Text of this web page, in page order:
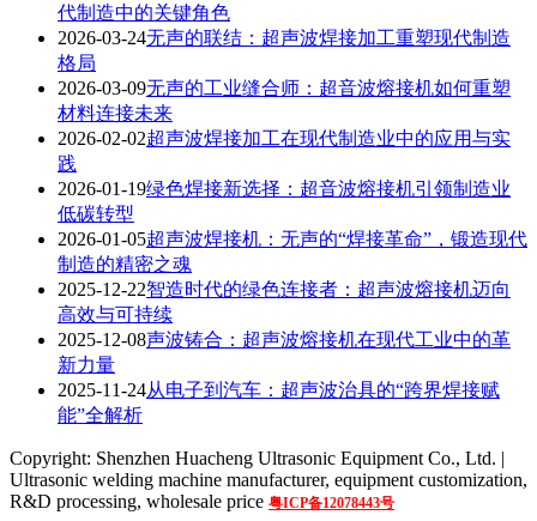
代制造中的关键角色
2026-03-24无声的联结：超声波焊接加工重塑现代制造
格局
2026-03-09无声的工业缝合师：超音波熔接机如何重塑
材料连接未来
2026-02-02超声波焊接加工在现代制造业中的应用与实
践
2026-01-19绿色焊接新选择：超音波熔接机引领制造业
低碳转型
2026-01-05超声波焊接机：无声的“焊接革命”，锻造现代
制造的精密之魂
2025-12-22智造时代的绿色连接者：超声波熔接机迈向
高效与可持续
2025-12-08声波铸合：超声波熔接机在现代工业中的革
新力量
2025-11-24从电子到汽车：超声波治具的“跨界焊接赋
能”全解析
Copyright: Shenzhen Huacheng Ultrasonic Equipment Co., Ltd. |
Ultrasonic welding machine manufacturer, equipment customization,
R&D processing, wholesale price 粤ICP备12078443号